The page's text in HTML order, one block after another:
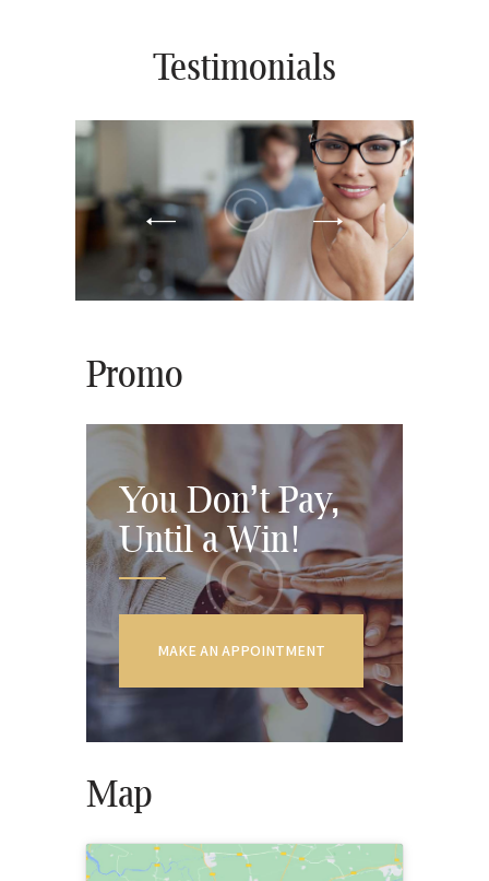
Testimonials
Promo
You Don’t Pay,
Until a Win!
MAKE AN APPOINTMENT
Map